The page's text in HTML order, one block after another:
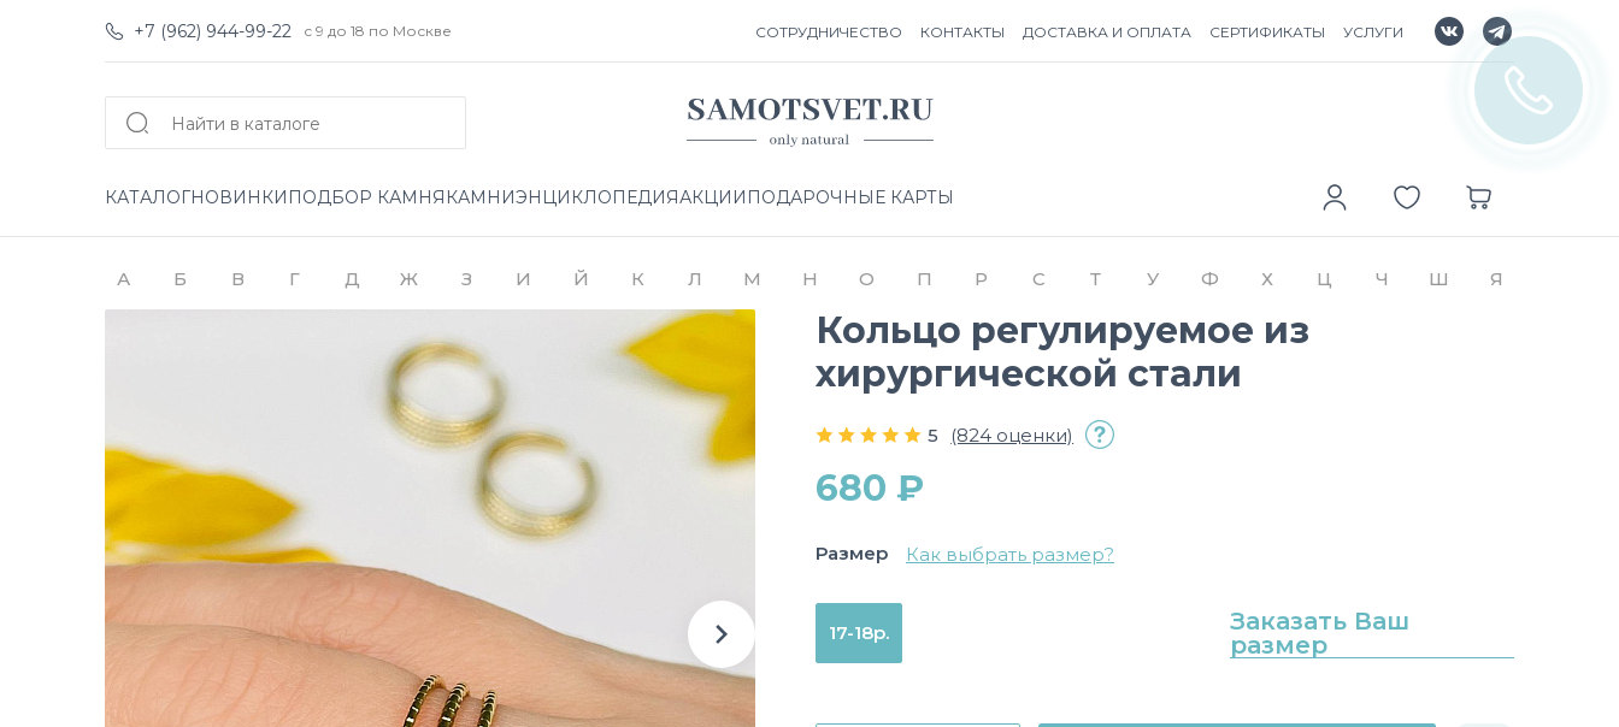
+7 (962) 944-99-22 с 9 до 18 по Москве СОТРУДНИЧЕСТВО КОНТАКТЫ ДОСТАВКА И ОПЛАТА СЕРТИФИКАТЫ УСЛУГИ
КАТАЛОГНОВИНКИ ПОДБОР КАМНЯ КАМНИЭНЦИКЛОПЕДИЯАКЦИИ ПОДАРОЧНЫЕ КАРТЫ
А Б В Г Д Ж З И Й К Л М Н О П Р С Т У Ф Х Ц Ч Ш Я
Кольцо регулируемое из
хирургической стали
5 (824 оценки)
680 ₽
Размер Как выбрать размер?
17-18р.
Заказать Ваш
размер